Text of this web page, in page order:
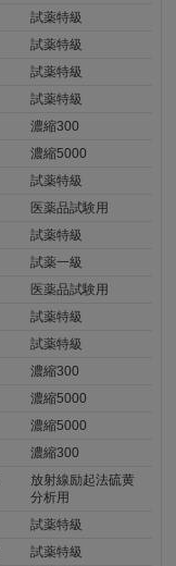
試薬特級
試薬特級
試薬特級
試薬特級
濃縮300
濃縮5000
試薬特級
医薬品試験用
試薬特級
試薬一級
医薬品試験用
試薬特級
試薬特級
濃縮300
濃縮5000
濃縮5000
濃縮300
放射線励起法硫黄
分析用
試薬特級
試薬特級